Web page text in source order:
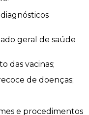
das vacinas;
de doenças;